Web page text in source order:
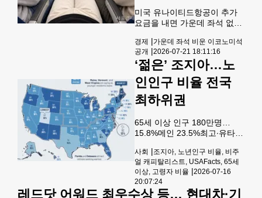
현지에 접목해 미주 경영인 교
육과 동문 네트워크 확대에 나
설 계획
미국 유나이티드항공이 추가
요금을 내면 가운데 좌석 없이
새로운 이코노미 좌석을 선보
인다. 항공사는 승객 편의를 위
한 서비스라고 설명하지만, 업
계에서는 승무원 운영 효율을
높이려는 전략도 깔려 있다는
분석이 나온다.지난 18일 뉴욕
타임스(NYT)와 CBS뉴스에 따
르면 유나이티드항공은 신형
에어버스 A321XLR 기종에 가
운데 좌석을 비운 새로운 ‘이코
노미 플러스(Economy Plus)’
좌석 옵션을 도입할 계획이다.
미국 국내선에는 올해 가을부
터, 국제선에는 내년 초부터 순
차적으로 투입될 예정이며
경제 |가운데 좌석 비운 이코노미석
공개 |2026-07-21 18:11:16
‘젊은’ 조지아…노
인인구 비율 전국
최하위권
65세 이상 인구 180만명…
15.8%메인 23.5%최고∙유타
전국적으로 빠르게 진행되고
있지만 비율은 주마다 큰 차이
를 보이고 있는 것으로 조사됐
다. 조지아의 고령자 비율은 상
사회 |조지아, 노년인구 비율, 비주
얼 캐피탈리스트, USAFacts, 65세
이상, 고령자 비율 |2026-07-16
20:07:24
레드닷 어워드 최우수상 등… 현대차·기